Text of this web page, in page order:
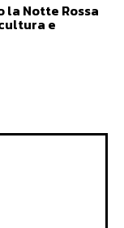
la Notte Rossa
e